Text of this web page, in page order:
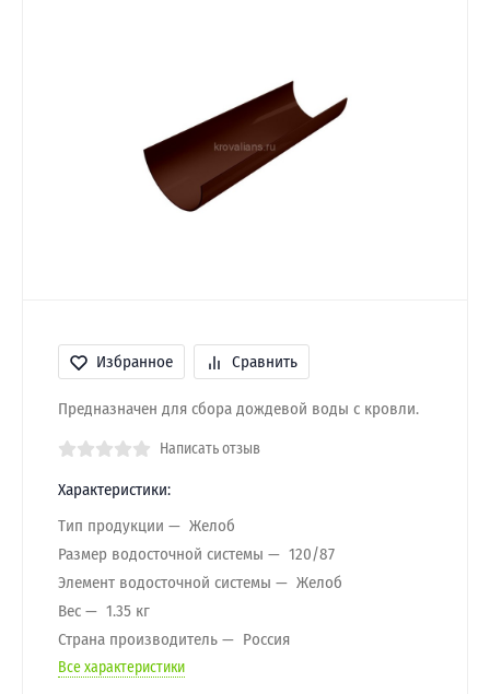
Избранное Сравнить
Предназначен для сбора дождевой воды с кровли.
Написать отзыв
Характеристики:
Тип продукции
Желоб
Размер водосточной системы
120/87
Элемент водосточной системы
Желоб
Вес
1.35 кг
Страна производитель
Россия
Все характеристики